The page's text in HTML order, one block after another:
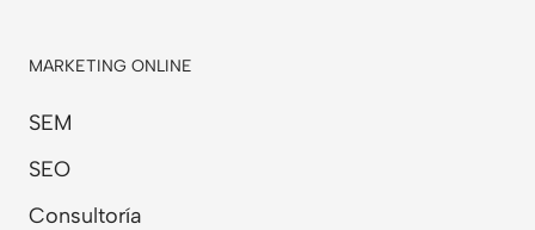
MARKETING ONLINE
SEM
SEO
Consultoría